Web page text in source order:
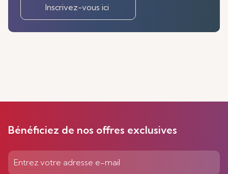
Inscrivez-vous ici
Bénéficiez de nos offres exclusives